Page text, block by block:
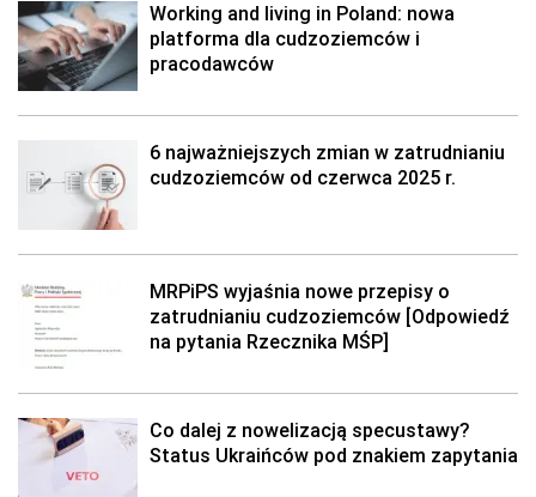
Working and living in Poland: nowa
platforma dla cudzoziemców i
pracodawców
6 najważniejszych zmian w zatrudnianiu
cudzoziemców od czerwca 2025 r.
MRPiPS wyjaśnia nowe przepisy o
zatrudnianiu cudzoziemców [Odpowiedź
na pytania Rzecznika MŚP]
Co dalej z nowelizacją specustawy?
Status Ukraińców pod znakiem zapytania